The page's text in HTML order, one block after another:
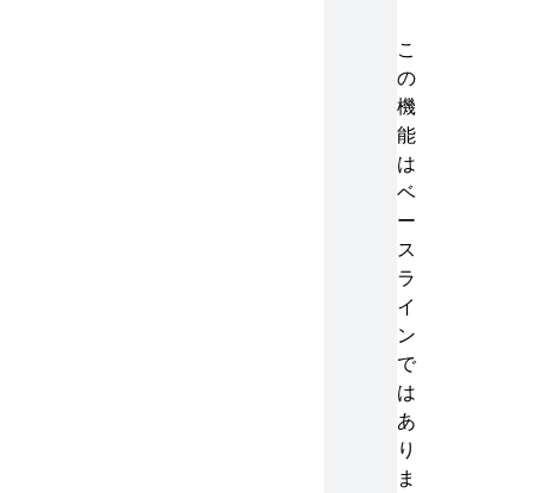
こ
の
機
能
は
ベ
ー
ス
ラ
イ
ン
で
は
あ
り
ま